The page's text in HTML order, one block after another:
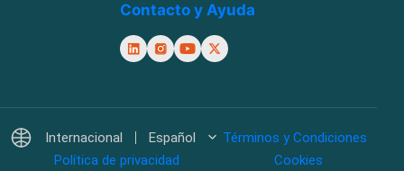
Contacto y Ayuda
Internacional Español
Términos y Condiciones
Política de privacidad
Cookies